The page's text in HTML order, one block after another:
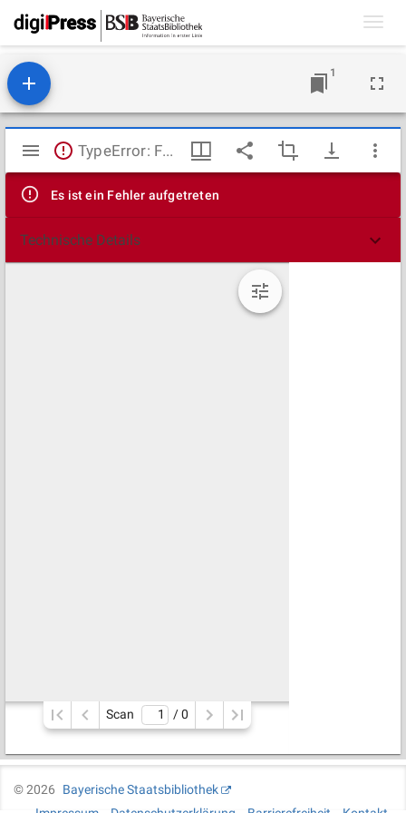
1
Mirador
Viewer
TypeError: Failed to fetch
Es ist ein Fehler aufgetreten
Technische Details
Scan / 0
©2026
Bayerische Staatsbibliothek